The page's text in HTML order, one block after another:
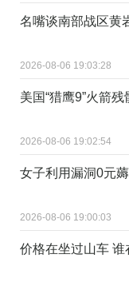
名嘴谈南部战区黄
2026-08-06 19:03:28
美国“猎鹰9”火箭
2026-08-06 19:02:54
女子利用漏洞0元
2026-08-06 19:00:03
价格在坐过山车